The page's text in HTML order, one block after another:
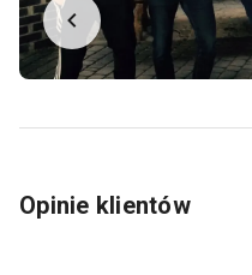
Opinie klientów